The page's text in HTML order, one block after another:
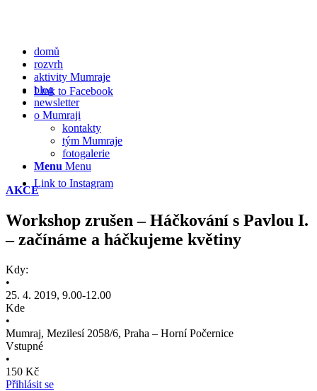
Link to Facebook
Link to Instagram
domů
rozvrh
aktivity Mumraje
blog
newsletter
o Mumraji
kontakty
tým Mumraje
fotogalerie
Menu Menu
AKCE
Workshop zrušen – Háčkování s Pavlou I.
– začínáme a háčkujeme květiny
Kdy:
•
25. 4. 2019, 9.00-12.00
Kde
•
Mumraj, Mezilesí 2058/6, Praha – Horní Počernice
Vstupné
•
150 Kč
Přihlásit se